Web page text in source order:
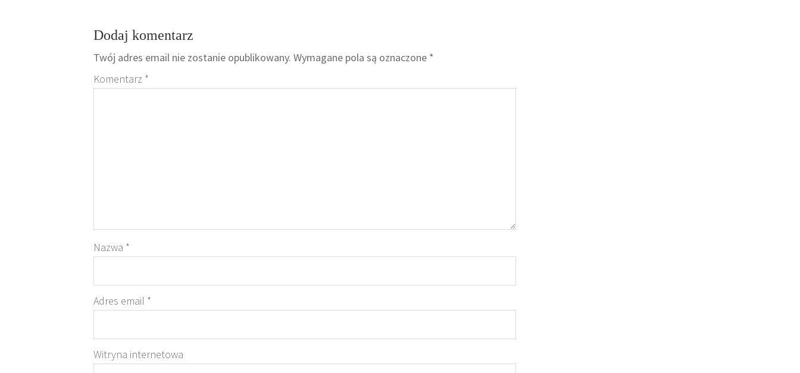
Dodaj komentarz
Twój adres email nie zostanie opublikowany. Wymagane pola są oznaczone *
Komentarz *
Nazwa *
Adres email *
Witryna internetowa